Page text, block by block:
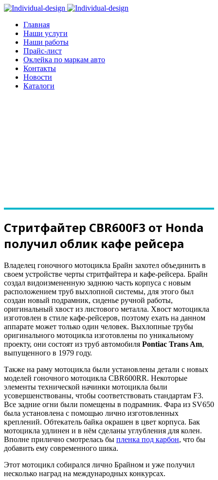
Главная
Наши услуги
Наши работы
Прайс-лист
Оклейка по маркам авто
Контакты
Новости
Каталоги
Стритфайтер CBR600F3 от Honda
получил облик кафе рейсера
Владелец гоночного мотоцикла Брайн захотел объединить в
своем устройстве черты стритфайтера и кафе-рейсера. Брайн
создал видоизмененную заднюю часть корпуса с новым
расположением труб выхлопной системы, для этого был
создан новый подрамник, сиденье ручной работы,
оригинальный хвост из листового металла. Хвост мотоцикла
изготовлен в стиле кафе-рейсеров, поэтому ехать на данном
аппарате может только один человек. Выхлопные трубы
оригинального мотоцикла изготовлены по уникальному
проекту, они состоят из труб автомобиля Pontiac Trans Am,
выпущенного в 1979 году.
Также на раму мотоцикла были установлены детали с новых
моделей гоночного мотоцикла CBR600RR. Некоторые
элементы технической начинки мотоцикла были
усовершенствованы, чтобы соответствовать стандартам F3.
Все задние огни были помещены в подрамник. Фара из SV650
была установлена с помощью лично изготовленных
креплений. Обтекатель байка окрашен в цвет корпуса. Бак
мотоцикла удлинен и в нём сделаны углубления для колен.
Вполне прилично смотрелась бы пленка под карбон, что бы
добавить ему современного шика.
Этот мотоцикл собирался лично Брайном и уже получил
несколько наград на международных конкурсах.